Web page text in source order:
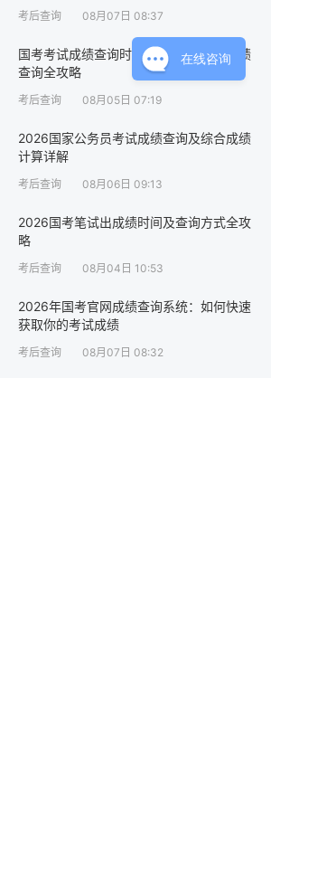
考后查询 08月07日 08:37
国考考试成绩查询时间官网：2026年成绩
查询全攻略
考后查询 08月05日 07:19
2026国家公务员考试成绩查询及综合成绩
计算详解
考后查询 08月06日 09:13
2026国考笔试出成绩时间及查询方式全攻
略
考后查询 08月04日 10:53
2026年国考官网成绩查询系统：如何快速
获取你的考试成绩
考后查询 08月07日 08:32
在线咨询